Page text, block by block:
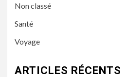
Non classé
Santé
Voyage
ARTICLES RÉCENTS